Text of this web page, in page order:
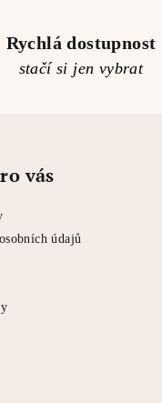
Rychlá dostupnost
stačí si jen vybrat
vás
údajů